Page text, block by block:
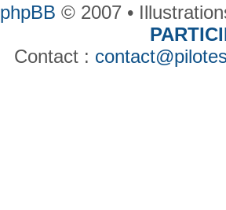
phpBB © 2007 •
Contact :